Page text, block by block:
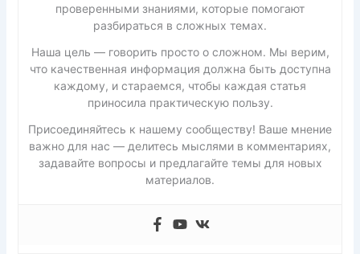
проверенными знаниями, которые помогают
разбираться в сложных темах.
Наша цель — говорить просто о сложном. Мы верим,
что качественная информация должна быть доступна
каждому, и стараемся, чтобы каждая статья
приносила практическую пользу.
Присоединяйтесь к нашему сообществу! Ваше мнение
важно для нас — делитесь мыслями в комментариях,
задавайте вопросы и предлагайте темы для новых
материалов.